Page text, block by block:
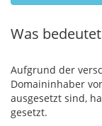
Was
Aufgrund der
Domaininhaber
ausgesetzt sind,
gesetzt.